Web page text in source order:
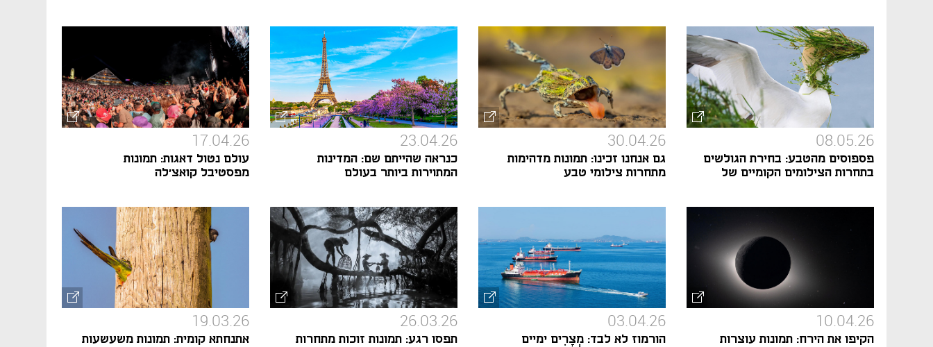
08.05.26
פספוסים מהטבע: בחירת הגולשים
בתחרות הצילומים הקומיים של
30.04.26
גם אנחנו זכינו: תמונות מדהימות
מתחרות צילומי טבע
23.04.26
כנראה שהייתם שם: המדינות
המתוירות ביותר בעולם
17.04.26
עולם נטול דאגות: תמונות
מפסטיבל קואצ'לה
10.04.26
הקיפו את הירח: תמונות עוצרות
03.04.26
הורמוז לא לבד: מְצָרִים ימיים
26.03.26
תפסו רגע: תמונות זוכות מתחרות
19.03.26
אתנחתא קומית: תמונות משעשעות